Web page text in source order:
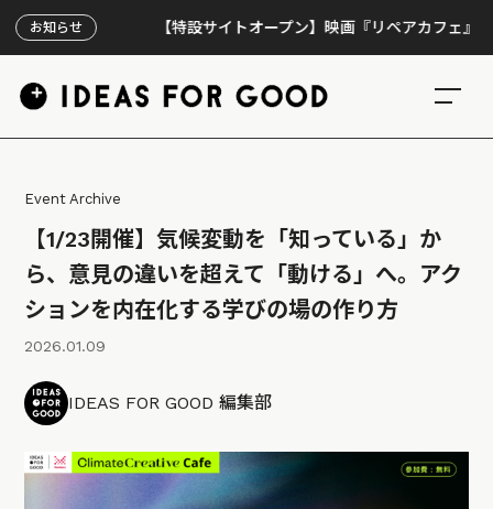
お知らせ 【特設サイトオープン】映画『リペアカフェ』、上映
Event Archive
【1/23開催】気候変動を「知っている」か
ら、意見の違いを超えて「動ける」へ。アク
ションを内在化する学びの場の作り方
2026.01.09
IDEAS FOR GOOD 編集部